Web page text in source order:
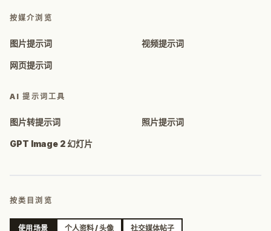
按媒介浏览
图片提示词 视频提示词
网页提示词
AI 提示词工具
图片转提示词 照片提示词
GPT Image 2 幻灯片
按类目浏览
使用场景 个人资料 / 头像 社交媒体帖子